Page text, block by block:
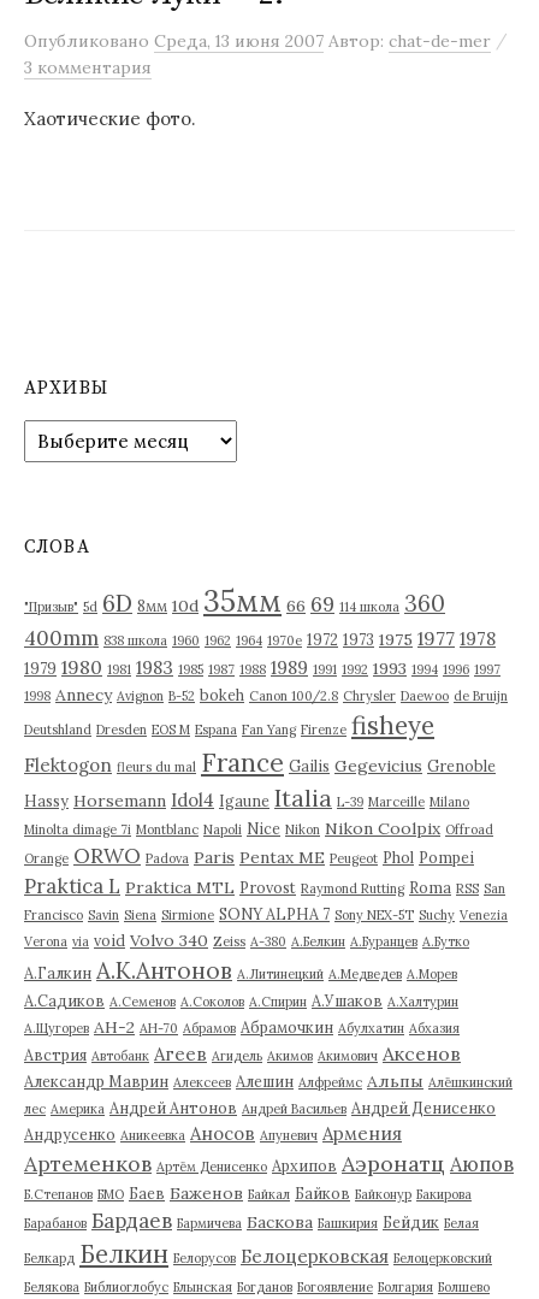
м
у
Опубликовано Среда, 13 июня 2007 Автор: chat-de-mer /
3 комментария
Хаотические фото.
АРХИВЫ
р
в
СЛОВА
"Призыв" 5d 6D 8мм 10d 35мм 66 69 114 школа 360
400mm 838 школа 1960 1962 1964 1970е 1972 1973 1975 1977 1978
1979 1980 1981 1983 1985 1987 1988 1989 1991 1992 1993 1994 1996 1997
1998 Annecy Avignon B-52 bokeh Canon 100/2.8 Chrysler Daewoo de Bruijn
Deutshland Dresden EOS M Espana Fan Yang Firenze fisheye
Flektogon fleurs du mal France Gailis Gegevicius Grenoble
Hassy Horsemann Idol4 Igaune Italia L-39 Marceille Milano
Minolta dimage 7i Montblanc Napoli Nice Nikon Nikon Coolpix Offroad
Orange ORWO Padova Paris Pentax ME Peugeot Phol Pompei
Praktica L Praktica MTL Provost Raymond Rutting Roma RSS San
Francisco Savin Siena Sirmione SONY ALPHA 7 Sony NEX-5T Suchy Venezia
Verona via void Volvo 340 Zeiss А-380 А.Белкин А.Буранцев А.Бутко
А.Галкин А.К.Антонов А.Литинецкий А.Медведев А.Морев
А.Садиков А.Семенов А.Соколов А.Спирин А.Ушаков А.Халтурин
А.Щугорев АН-2 АН-70 Абрамов Абрамочкин Абулхатин Абхазия
Австрия Автобанк Агеев Агидель Акимов Акимович Аксенов
Александр Маврин Алексеев Алешин Алфреймс Альпы Алёшкинский
лес Америка Андрей Антонов Андрей Васильев Андрей Денисенко
Андрусенко Аникеевка Аносов Апуневич Армения
Артеменков Артём Денисенко Архипов Аэронатц Аюпов
Б.Степанов БМО Баев Баженов Байкал Байков Байконур Бакирова
Барабанов Бардаев Бармичева Баскова Башкирия Бейдик Белая
Белкард Белкин Белорусов Белоцерковская Белоцерковский
Белякова Библиоглобус Блынская Богданов Богоявление Болгария Болшево